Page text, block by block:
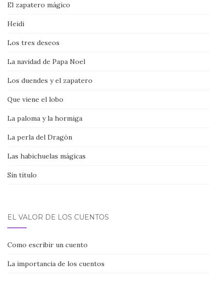
El zapatero mágico
Heidi
Los tres deseos
La navidad de Papa Noel
Los duendes y el zapatero
Que viene el lobo
La paloma y la hormiga
La perla del Dragón
Las habichuelas mágicas
Sin título
EL VALOR DE LOS CUENTOS
Como escribir un cuento
La importancia de los cuentos